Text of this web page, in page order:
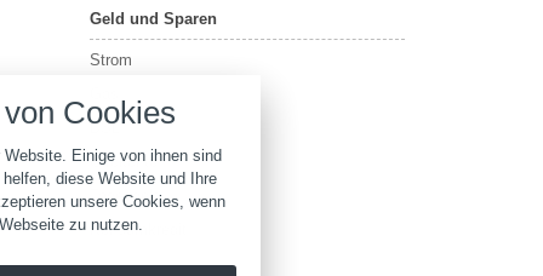
Geld und Sparen
Strom
DSL
Girokonto
Tagesgeld
Konsumkredit
Cookies
Einige von ihnen sind
diese Website und Ihre
unsere Cookies, wenn
zu nutzen.
alle verwendeten Cookies und
folgende Kategorien zu
zu blockieren.
Notwendig
Performance